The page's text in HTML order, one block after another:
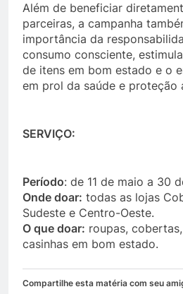
Além de beneficiar
parceiras, a campanha
importância da
consumo consciente,
de itens em bom estado e o
em prol da saúde e proteção
SERVIÇO:
Período: de 11 de maio a 30
Onde doar: todas as lojas
Sudeste e Centro-Oeste.
O que doar: roupas,
casinhas em bom estado.
Compartilhe esta matéria com seu